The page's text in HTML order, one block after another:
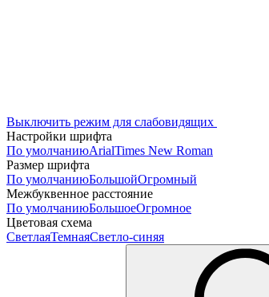
Выключить режим для слабовидящих
Настройки шрифта
По умолчаниюArialTimes New Roman
Размер шрифта
По умолчаниюБольшойОгромный
Межбуквенное расстояние
По умолчаниюБольшоеОгромное
Цветовая схема
СветлаяТемнаяСветло-синяя